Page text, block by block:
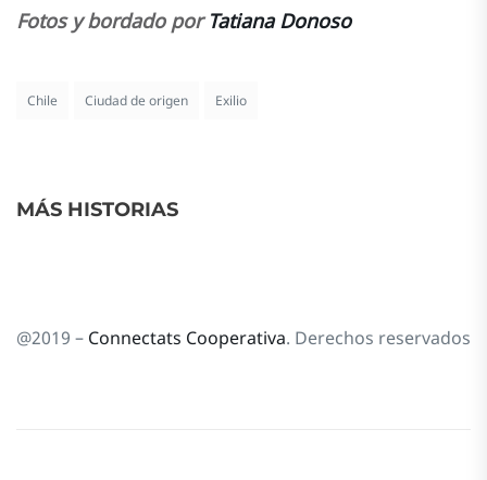
Fotos y bordado porTatiana Donoso
Chile Ciudad de origen Exilio
MÁS HISTORIAS
@2019 – Connectats Cooperativa. Derechos reservados